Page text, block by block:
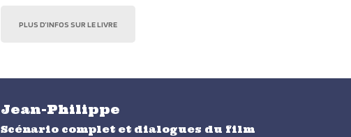
PLUS D’INFOS SUR LE LIVRE
Jean-Philippe
Scénario complet et dialogues du film